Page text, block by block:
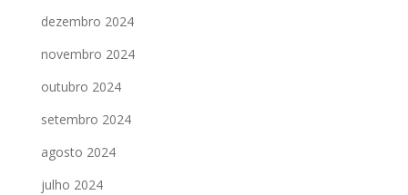
dezembro 2024
novembro 2024
outubro 2024
setembro 2024
agosto 2024
julho 2024